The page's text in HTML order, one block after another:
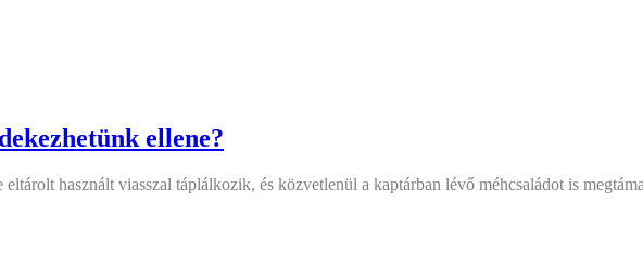
ellene?
használt viasszal táplálkozik, és közvetlenül a kaptárban lévő méhcsaládot is